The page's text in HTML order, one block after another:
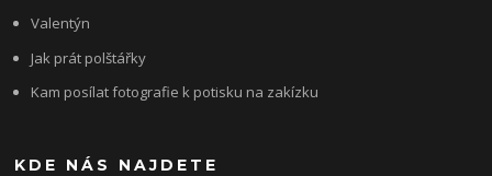
Valentýn
Jak prát polštářky
Kam posílat fotografie k potisku na zakízku
KDE NÁS NAJDETE